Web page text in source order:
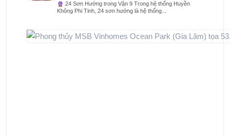
24 Sơn Hướng trong Vận 9 Trong hệ thống Huyền
Không Phi Tinh, 24 sơn hướng là hệ thống...